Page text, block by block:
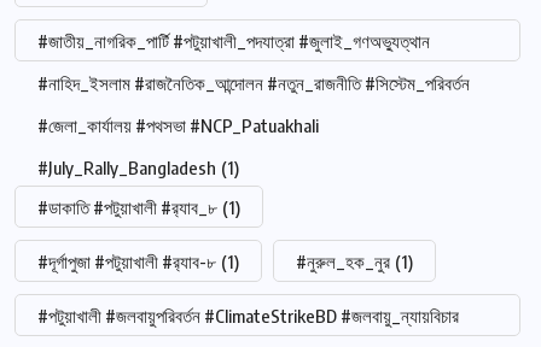
#জাতীয়_নাগরিক_পার্টি #পটুয়াখালী_পদযাত্রা #জুলাই_গণঅভ্যুত্থান
#নাহিদ_ইসলাম #রাজনৈতিক_আন্দোলন #নতুন_রাজনীতি #সিস্টেম_পরিবর্তন
#জেলা_কার্যালয় #পথসভা #NCP_Patuakhali
#July_Rally_Bangladesh (1)
#ডাকাতি #পটুয়াখালী #র‍্যাব_৮ (1)
#দূর্গাপুজা #পটুয়াখালী #র‍্যাব-৮ (1) #নুরুল_হক_নুর (1)
#পটুয়াখালী #জলবায়ুপরিবর্তন #ClimateStrikeBD #জলবায়ু_ন্যায়বিচার